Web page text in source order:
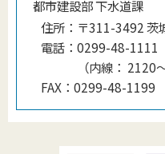
都市建設部 下水道課
住所： 〒311-3492 茨
電話： 0299-48-1111
（内線 ： 2120
FAX： 0299-48-1199